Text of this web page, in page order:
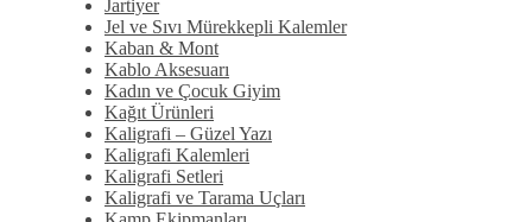
Jartiyer
Jel ve Sıvı Mürekkepli Kalemler
Kaban & Mont
Kablo Aksesuarı
Kadın ve Çocuk Giyim
Kağıt Ürünleri
Kaligrafi – Güzel Yazı
Kaligrafi Kalemleri
Kaligrafi Setleri
Kaligrafi ve Tarama Uçları